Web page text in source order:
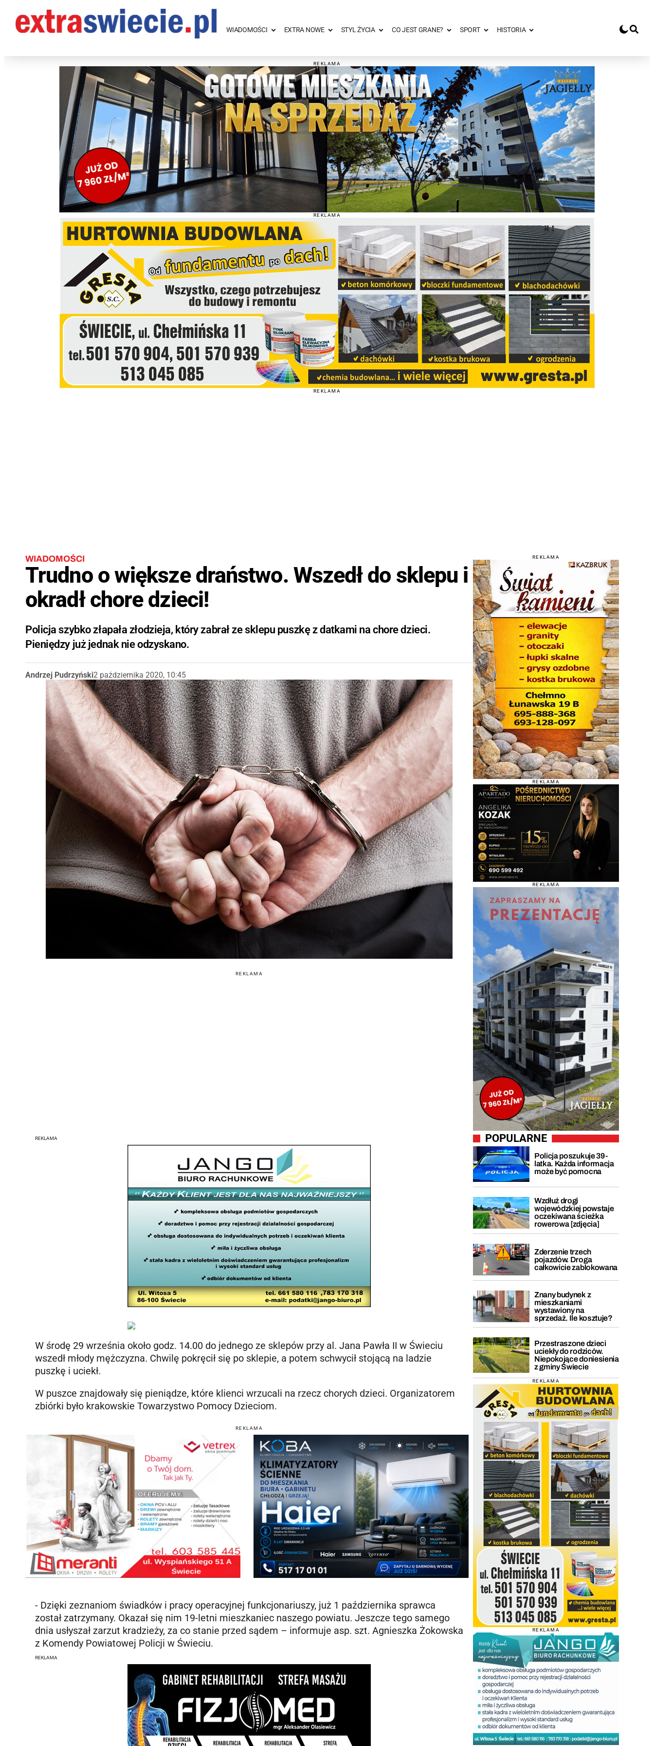
WIADOMOŚCI EXTRA NOWE STYL ŻYCIA CO JEST GRANE? SPORT HISTORIA
REKLAMA
REKLAMA
REKLAMA
WIADOMOŚCI
Trudno o większe draństwo. Wszedł do sklepu i
okradł chore dzieci!
Policja szybko złapała złodzieja, który zabrał ze sklepu puszkę z datkami na chore dzieci.
Pieniędzy już jednak nie odzyskano.
Andrzej Pudrzyński2 października 2020, 10:45
REKLAMA
REKLAMA
W środę 29 września około godz. 14.00 do jednego ze sklepów przy al. Jana Pawła II w Świeciu
wszedł młody mężczyzna. Chwilę pokręcił się po sklepie, a potem schwycił stojącą na ladzie
puszkę i uciekł.
W puszce znajdowały się pieniądze, które klienci wrzucali na rzecz chorych dzieci. Organizatorem
zbiórki było krakowskie Towarzystwo Pomocy Dzieciom.
REKLAMA
- Dzięki zeznaniom świadków i pracy operacyjnej funkcjonariuszy, już 1 października sprawca
został zatrzymany. Okazał się nim 19-letni mieszkaniec naszego powiatu. Jeszcze tego samego
dnia usłyszał zarzut kradzieży, za co stanie przed sądem – informuje asp. szt. Agnieszka Żokowska
z Komendy Powiatowej Policji w Świeciu.
REKLAMA
REKLAMA
REKLAMA
REKLAMA
POPULARNE
Policja poszukuje 39-
latka. Każda informacja
może być pomocna
Wzdłuż drogi
wojewódzkiej powstaje
oczekiwana ścieżka
rowerowa [zdjęcia]
Zderzenie trzech
pojazdów. Droga
całkowicie zablokowana
Znany budynek z
mieszkaniami
wystawiony na
sprzedaż. Ile kosztuje?
Przestraszone dzieci
uciekły do rodziców.
Niepokojące doniesienia
z gminy Świecie
REKLAMA
REKLAMA